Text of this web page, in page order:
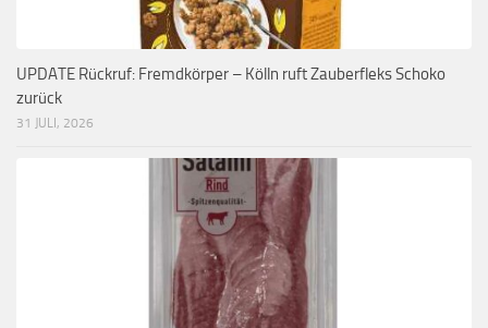
UPDATE Rückruf: Fremdkörper – Kölln ruft Zauberfleks Schoko
zurück
31 JULI, 2026